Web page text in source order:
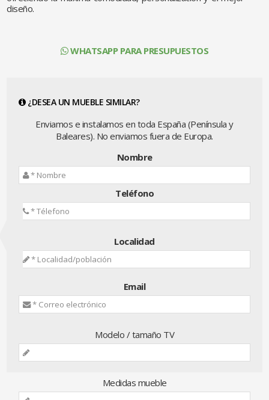
diseño.
WHATSAPP PARA PRESUPUESTOS
¿DESEA UN MUEBLE SIMILAR?
Enviamos e instalamos en toda España (Península y
Baleares). No enviamos fuera de Europa.
Nombre
Teléfono
Localidad
Email
Modelo / tamaño TV
Medidas mueble